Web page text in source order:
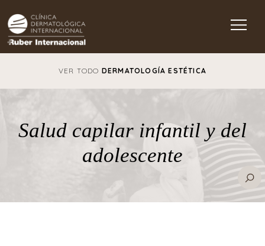
Main Navigation
VER TODO DERMATOLOGÍA ESTÉTICA
Salud capilar infantil y del
adolescente